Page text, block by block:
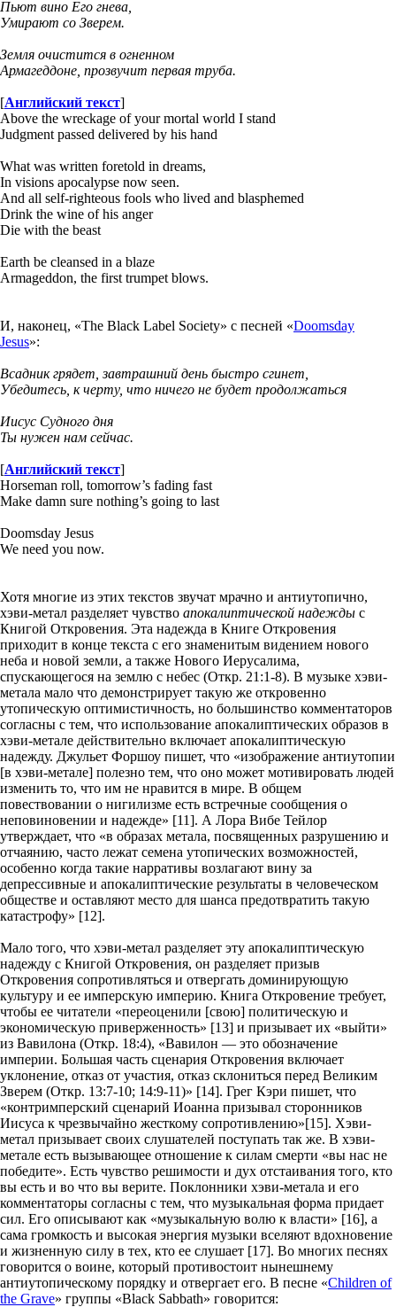
Пьют вино Его гнева,
Умирают со Зверем.
Земля очистится в огненном
Армагеддоне, прозвучит первая труба.
[Английский текст]
Above the wreckage of your mortal world I stand
Judgment passed delivered by his hand
What was written foretold in dreams,
In visions apocalypse now seen.
And all self-righteous fools who lived and blasphemed
Drink the wine of his anger
Die with the beast
Earth be cleansed in a blaze
Armageddon, the first trumpet blows.
И, наконец, «The Black Label Society» с песней «Doomsday
Jesus»:
Всадник грядет, завтрашний день быстро сгинет,
Убедитесь, к черту, что ничего не будет продолжаться
Иисус Судного дня
Ты нужен нам сейчас.
[Английский текст]
Horseman roll, tomorrow’s fading fast
Make damn sure nothing’s going to last
Doomsday Jesus
We need you now.
Хотя многие из этих текстов звучат мрачно и антиутопично,
хэви-метал разделяет чувство апокалиптической надежды с
Книгой Откровения. Эта надежда в Книге Откровения
приходит в конце текста с его знаменитым видением нового
неба и новой земли, а также Нового Иерусалима,
спускающегося на землю с небес (Откр. 21:1-8). В музыке хэви-
метала мало что демонстрирует такую же ​​откровенно
утопическую оптимистичность, но большинство комментаторов
согласны с тем, что использование апокалиптических образов в
хэви-метале действительно включает апокалиптическую
надежду. Джульет Форшоу пишет, что «изображение антиутопии
[в хэви-метале] полезно тем, что оно может мотивировать людей
изменить то, что им не нравится в мире. В общем
повествовании о нигилизме есть встречные сообщения о
неповиновении и надежде» [11]. А Лора Вибе Тейлор
утверждает, что «в образах метала, посвященных разрушению и
отчаянию, часто лежат семена утопических возможностей,
особенно когда такие нарративы возлагают вину за
депрессивные и апокалиптические результаты в человеческом
обществе и оставляют место для шанса предотвратить такую ​​
катастрофу» [12].
Мало того, что хэви-метал разделяет эту апокалиптическую
надежду с Книгой Откровения, он разделяет призыв
Откровения сопротивляться и отвергать доминирующую
культуру и ее имперскую империю. Книга Откровение требует,
чтобы ее читатели «переоценили [свою] политическую и
экономическую приверженность» [13] и призывает их «выйти»
из Вавилона (Откр. 18:4), «Вавилон — это обозначение
империи. Большая часть сценария Откровения включает
уклонение, отказ от участия, отказ склониться перед Великим
Зверем (Откр. 13:7-10; 14:9-11)» [14]. Грег Кэри пишет, что
«контримперский сценарий Иоанна призывал сторонников
Иисуса к чрезвычайно жесткому сопротивлению»[15]. Хэви-
метал призывает своих слушателей поступать так же. В хэви-
метале есть вызывающее отношение к силам смерти «вы нас не
победите». Есть чувство решимости и дух отстаивания того, кто
вы есть и во что вы верите. Поклонники хэви-метала и его
комментаторы согласны с тем, что музыкальная форма придает
сил. Его описывают как «музыкальную волю к власти» [16], а
сама громкость и высокая энергия музыки вселяют вдохновение
и жизненную силу в тех, кто ее слушает [17]. Во многих песнях
говорится о воине, который противостоит нынешнему
антиутопическому порядку и отвергает его. В песне «Children of
the Grave» группы «Black Sabbath» говорится: